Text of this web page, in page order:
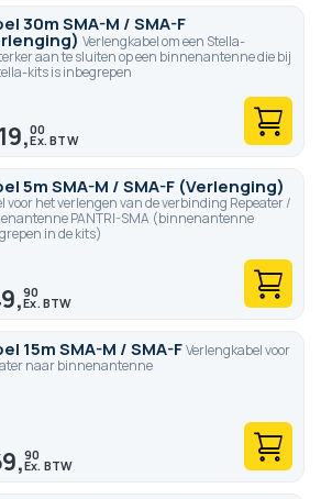
30m SMA-M / SMA-F
Verlengkabel om een Stella-
aan te sluiten op een binnenantenne die bij
kits is inbegrepen
00
5m SMA-M / SMA-F (Verlenging)
voor het verlengen van de verbinding Repeater /
PANTRI-SMA (binnenantenne
in de kits)
90
15m SMA-M / SMA-FVerlengkabel voor
naar binnenantenne
90